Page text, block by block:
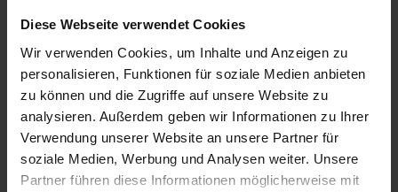
Diese Webseite verwendet Cookies
Wir verwenden Cookies, um Inhalte und Anzeigen zu
personalisieren, Funktionen für soziale Medien anbieten
zu können und die Zugriffe auf unsere Website zu
analysieren. Außerdem geben wir Informationen zu Ihrer
Verwendung unserer Website an unsere Partner für
soziale Medien, Werbung und Analysen weiter. Unsere
Partner führen diese Informationen möglicherweise mit
Rodder Str. 57
48477 Hörstel